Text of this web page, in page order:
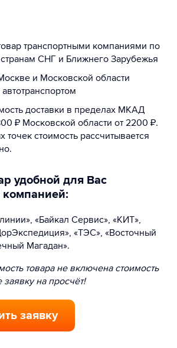
транспортными компаниями по
СНГ и Ближнего Зарубежья
и Московской области
доставки в пределах МКАД
₽ Московской области от 2200 ₽.
точек стоимость рассчитывается
удобной для Вас
компанией:
«Байкал Сервис», «КИТ»,
«ТЭС», «Восточный
Магадан».
товара не включена стоимость
заявку на просчёт!
заявку